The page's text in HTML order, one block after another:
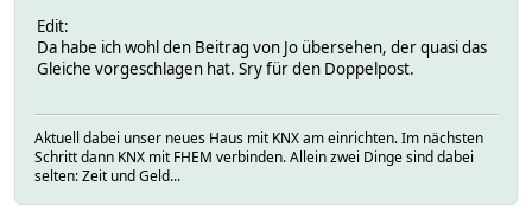
Edit:
Da habe ich wohl den Beitrag von Jo übersehen, der quasi das
Gleiche vorgeschlagen hat. Sry für den Doppelpost.
Aktuell dabei unser neues Haus mit KNX am einrichten. Im nächsten
Schritt dann KNX mit FHEM verbinden. Allein zwei Dinge sind dabei
selten: Zeit und Geld...